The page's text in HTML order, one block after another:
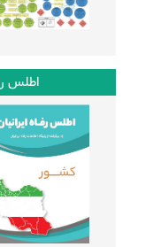
اطلس